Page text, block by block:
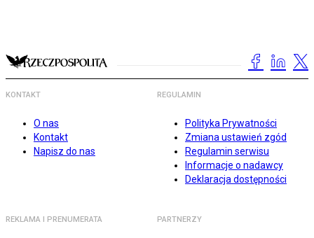
KONTAKT
O nas
Kontakt
Napisz do nas
REGULAMIN
Polityka Prywatności
Zmiana ustawień zgód
Regulamin serwisu
Informacje o nadawcy
Deklaracja dostępności
REKLAMA I PRENUMERATA PARTNERZY